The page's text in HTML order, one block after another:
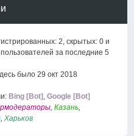
2, скрытых: 0 и
за последние 5
было 29 окт 2018
Bing [Bot] ,Google [Bot]
,Казань,
,Харьков